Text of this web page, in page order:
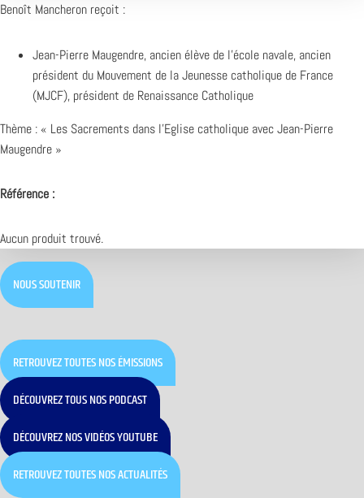
Benoît Mancheron reçoit :
Jean-Pierre Maugendre, ancien élève de l’école navale, ancien
président du Mouvement de la Jeunesse catholique de France
(MJCF), président de Renaissance Catholique
Thème : « Les Sacrements dans l’Eglise catholique avec Jean-Pierre
Maugendre »
Référence :
Aucun produit trouvé.
NOUS SOUTENIR
RETROUVEZ TOUTES NOS ÉMISSIONS
DÉCOUVREZ TOUS NOS PODCAST
DÉCOUVREZ NOS VIDÉOS YOUTUBE
RETROUVEZ TOUTES NOS ACTUALITÉS